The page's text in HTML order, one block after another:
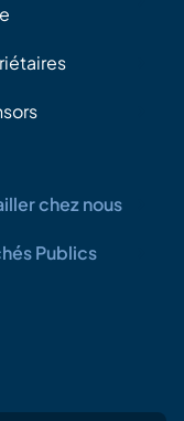
chez nous
Publics